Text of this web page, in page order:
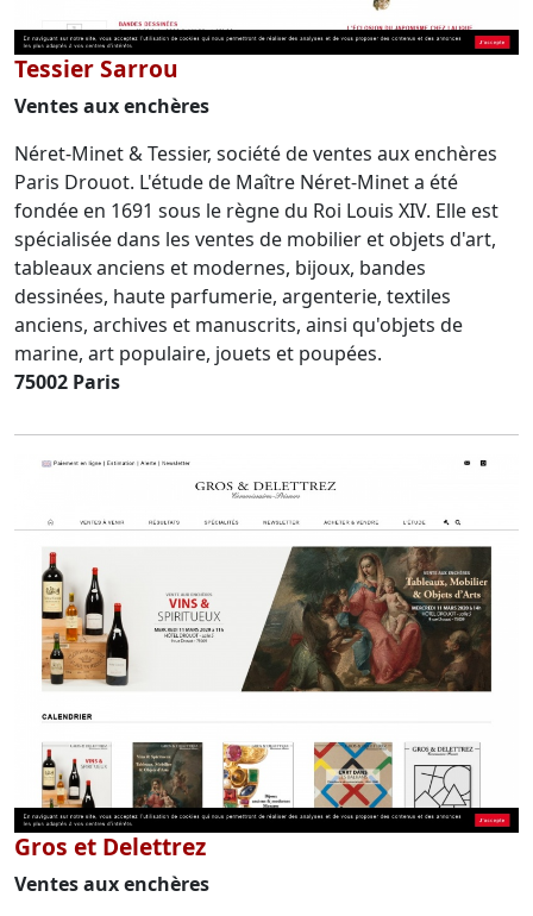
Tessier Sarrou
Ventes aux enchères
Néret-Minet & Tessier, société de ventes aux enchères
Paris Drouot. L'étude de Maître Néret-Minet a été
fondée en 1691 sous le règne du Roi Louis XIV. Elle est
spécialisée dans les ventes de mobilier et objets d'art,
tableaux anciens et modernes, bijoux, bandes
dessinées, haute parfumerie, argenterie, textiles
anciens, archives et manuscrits, ainsi qu'objets de
marine, art populaire, jouets et poupées.
75002 Paris
Gros et Delettrez
Ventes aux enchères